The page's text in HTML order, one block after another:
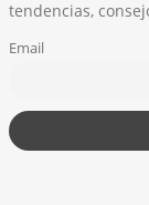
tendencias,
Email